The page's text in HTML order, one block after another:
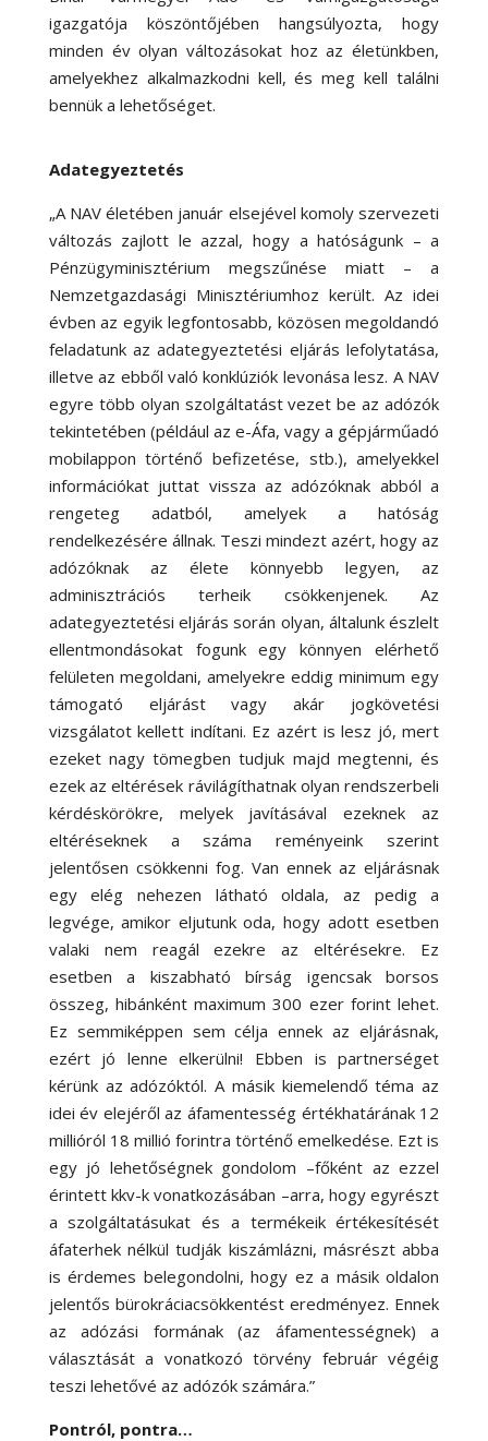
igazgatója köszöntőjében hangsúlyozta, hogy
minden év olyan változásokat hoz az életünkben,
amelyekhez alkalmazkodni kell, és meg kell találni
bennük a lehetőséget.
Adategyeztetés
„A NAV életében január elsejével komoly szervezeti
változás zajlott le azzal, hogy a hatóságunk – a
Pénzügyminisztérium megszűnése miatt – a
Nemzetgazdasági Minisztériumhoz került. Az idei
évben az egyik legfontosabb, közösen megoldandó
feladatunk az adategyeztetési eljárás lefolytatása,
illetve az ebből való konklúziók levonása lesz. A NAV
egyre több olyan szolgáltatást vezet be az adózók
tekintetében (például az e-Áfa, vagy a gépjárműadó
mobilappon történő befizetése, stb.), amelyekkel
információkat juttat vissza az adózóknak abból a
rengeteg adatból, amelyek a hatóság
rendelkezésére állnak. Teszi mindezt azért, hogy az
adózóknak az élete könnyebb legyen, az
adminisztrációs terheik csökkenjenek. Az
adategyeztetési eljárás során olyan, általunk észlelt
ellentmondásokat fogunk egy könnyen elérhető
felületen megoldani, amelyekre eddig minimum egy
támogató eljárást vagy akár jogkövetési
vizsgálatot kellett indítani. Ez azért is lesz jó, mert
ezeket nagy tömegben tudjuk majd megtenni, és
ezek az eltérések rávilágíthatnak olyan rendszerbeli
kérdéskörökre, melyek javításával ezeknek az
eltéréseknek a száma reményeink szerint
jelentősen csökkenni fog. Van ennek az eljárásnak
egy elég nehezen látható oldala, az pedig a
legvége, amikor eljutunk oda, hogy adott esetben
valaki nem reagál ezekre az eltérésekre. Ez
esetben a kiszabható bírság igencsak borsos
összeg, hibánként maximum 300 ezer forint lehet.
Ez semmiképpen sem célja ennek az eljárásnak,
ezért jó lenne elkerülni! Ebben is partnerséget
kérünk az adózóktól. A másik kiemelendő téma az
idei év elejéről az áfamentesség értékhatárának 12
millióról 18 millió forintra történő emelkedése. Ezt is
egy jó lehetőségnek gondolom –főként az ezzel
érintett kkv-k vonatkozásában –arra, hogy egyrészt
a szolgáltatásukat és a termékeik értékesítését
áfaterhek nélkül tudják kiszámlázni, másrészt abba
is érdemes belegondolni, hogy ez a másik oldalon
jelentős bürokráciacsökkentést eredményez. Ennek
az adózási formának (az áfamentességnek) a
választását a vonatkozó törvény február végéig
teszi lehetővé az adózók számára.”
Pontról, pontra…